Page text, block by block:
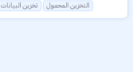
التخزين المحمول
تخزين البيانات